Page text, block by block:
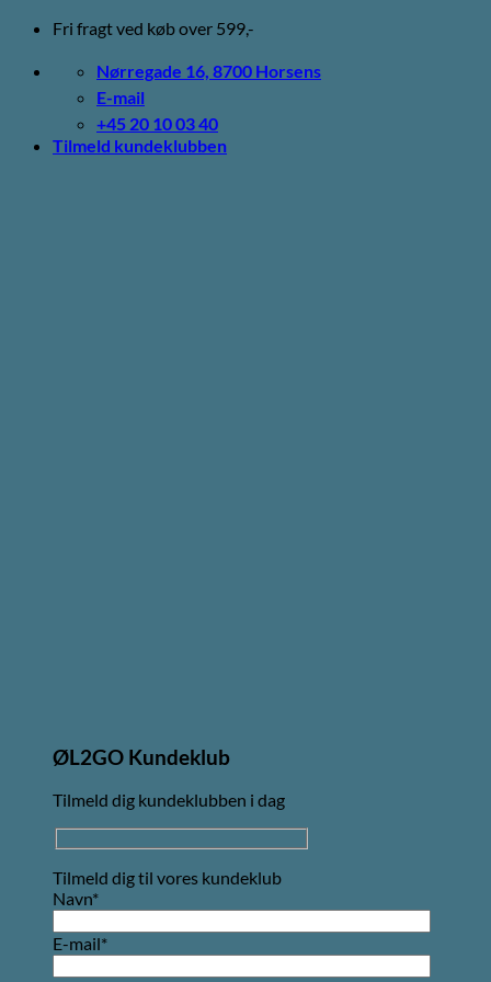
Fortsæt
indhold
Fri fragt ved køb over 599,-
Nørregade 16, 8700 Horsens
E-mail
+45 20 10 03 40
Tilmeld kundeklubben
ØL2GO Kundeklub
Tilmeld dig kundeklubben i dag
Tilmeld dig til vores kundeklub
Navn*
E-mail*